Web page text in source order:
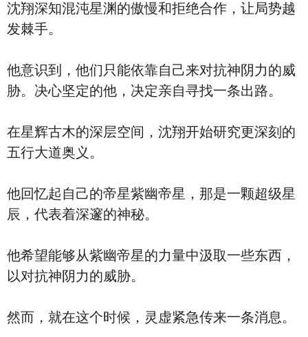
沈翔深知混沌星渊的傲慢和拒绝合作，让局势越
发棘手。
他意识到，他们只能依靠自己来对抗神阴力的威
胁。决心坚定的他，决定亲自寻找一条出路。
在星辉古木的深层空间，沈翔开始研究更深刻的
五行大道奥义。
他回忆起自己的帝星紫幽帝星，那是一颗超级星
辰，代表着深邃的神秘。
他希望能够从紫幽帝星的力量中汲取一些东西，
以对抗神阴力的威胁。
然而，就在这个时候，灵虚紧急传来一条消息。